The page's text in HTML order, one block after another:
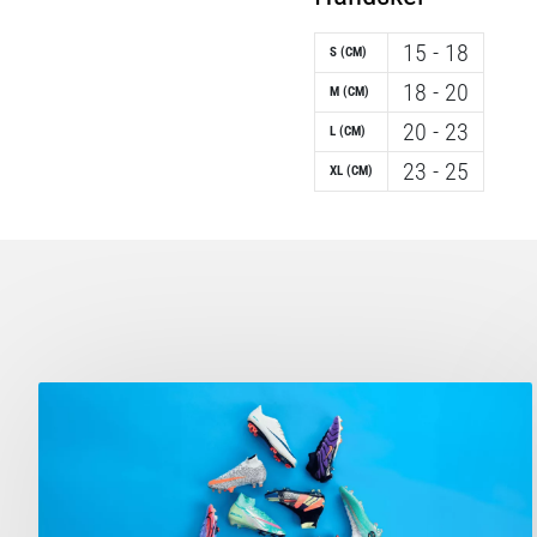
S (CM)
M (CM)
L (CM)
XL (CM)
15 - 18
18 - 20
20 - 23
23 - 25